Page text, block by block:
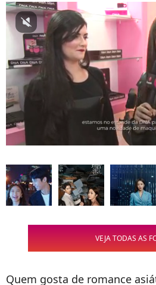
VEJA TODAS AS
Quem gosta de romance